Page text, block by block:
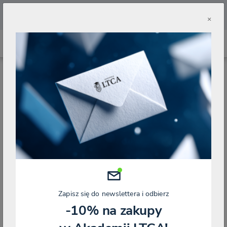
STRONA GŁÓWNA BLOG
AKTUALNOŚCI PRAWNE
PORTAL ELICYTACJE KAS TAKŻE DLA SYNDYKÓW? RUSZYŁY PRACE NAD ZMIANĄ
USTAWY PRAWO UPADŁOŚCIOWEGO
Portal eLicytacje KAS także dla
syndyków? Ruszyły prace nad zmianą
ustawy Prawo upadłościowego
×
Zapisz się do newslettera i odbierz
-10% na zakupy